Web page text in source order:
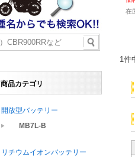
在
1件
商品カテゴリ
開放型バッテリー
MB7L-B
リチウムイオンバッテリー